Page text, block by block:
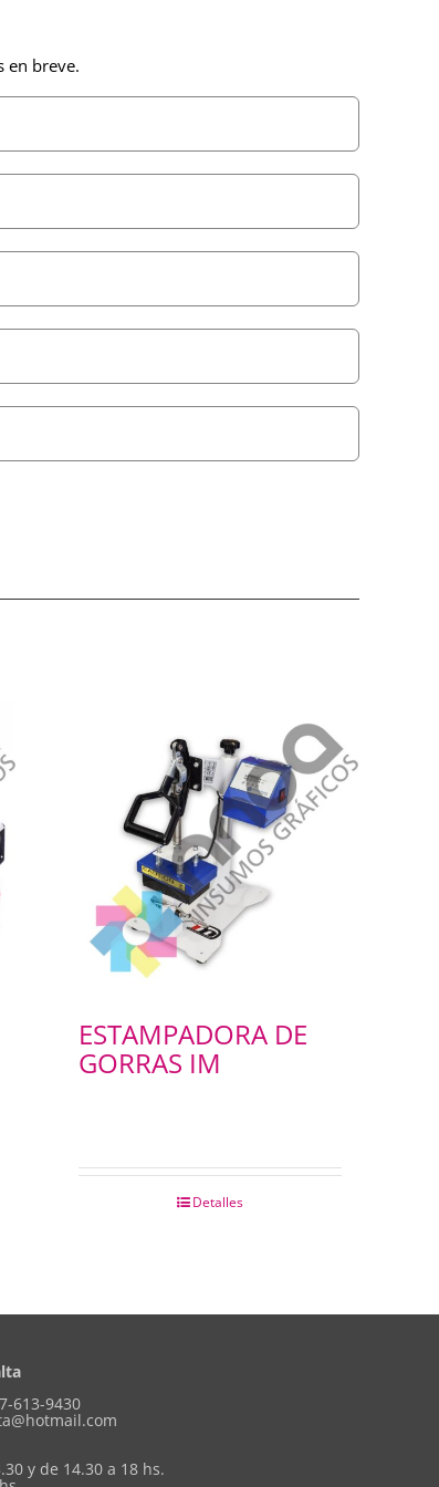
en breve.
ESTAMPADORA DE
GORRAS IM
Detalles
613-9430
y de 14.30 a 18 hs.